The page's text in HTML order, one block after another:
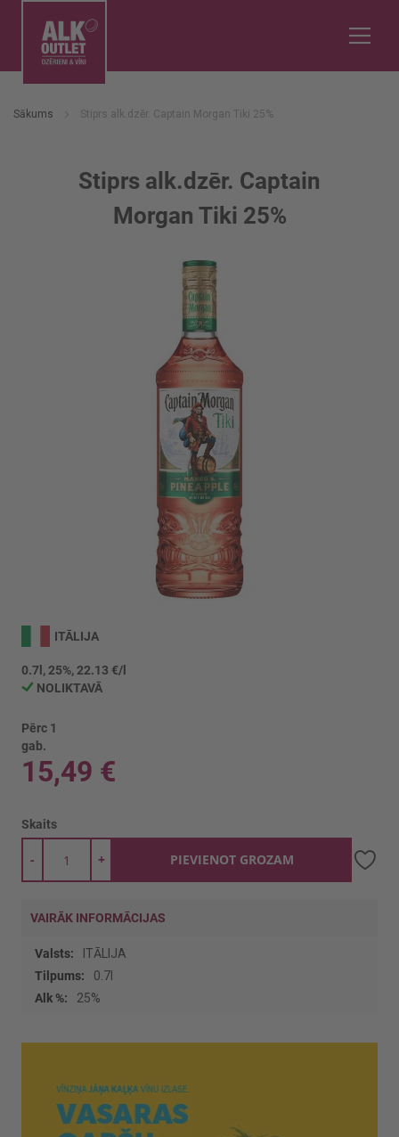
Sākums Stiprs alk.dzēr. Captain Morgan Tiki 25%
Stiprs alk.dzēr. Captain
Morgan Tiki 25%
galerijas
sākumu
ITĀLIJA
0.7l, 25%, 22.13 €/l
NOLIKTAVĀ
Pērc 1
gab.
15,49 €
Skaits
+
- PIEVIENOT GROZAM
VAIRĀK INFORMĀCIJAS
Vairāk
informācijas
ITĀLIJA
0.7l
25%